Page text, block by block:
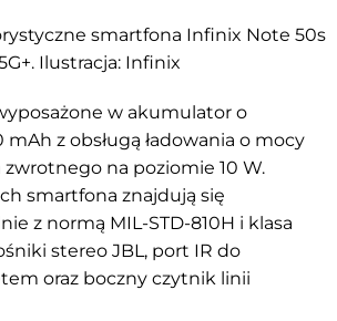
smartfona Infinix Note 50s
Ilustracja: Infinix
w akumulator o
z obsługą ładowania o mocy
zwrotnego na poziomie 10 W.
smartfona znajdują się
z normą MIL-STD-810H i klasa
stereo JBL, port IR do
oraz boczny czytnik linii